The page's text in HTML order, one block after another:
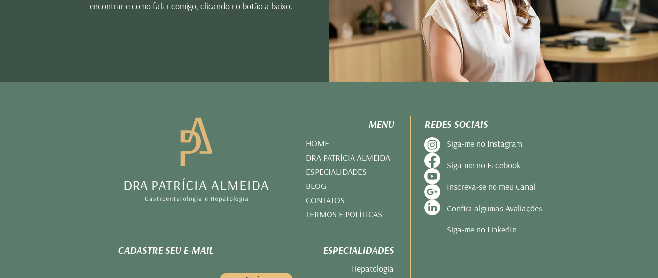
encontrar e como falar comigo, clicando no botão a baixo.
CADASTRE SEU E-MAIL
MENU
HOME
DRA PATRÍCIA ALMEIDA
ESPECIALIDADES
BLOG
CONTATOS
TERMOS E POLÍTICAS
REDES SOCIAIS
Siga-me no Instagram
Siga-me no Facebook
Inscreva-se no meu Canal
Confira algumas Avaliações
Siga-me no LinkedIn
ESPECIALIDADES
Hepatologia